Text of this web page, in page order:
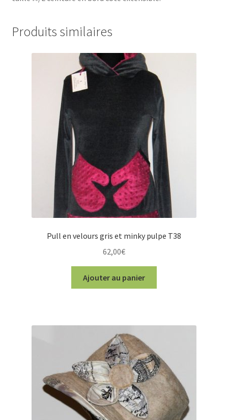
Produits similaires
Pull en velours gris et minky pulpe T38
62,00€
Ajouter au panier